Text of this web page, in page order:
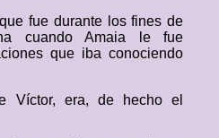
fue durante los fines de
cuando Amaia le fue
que iba conociendo
Víctor, era, de hecho el